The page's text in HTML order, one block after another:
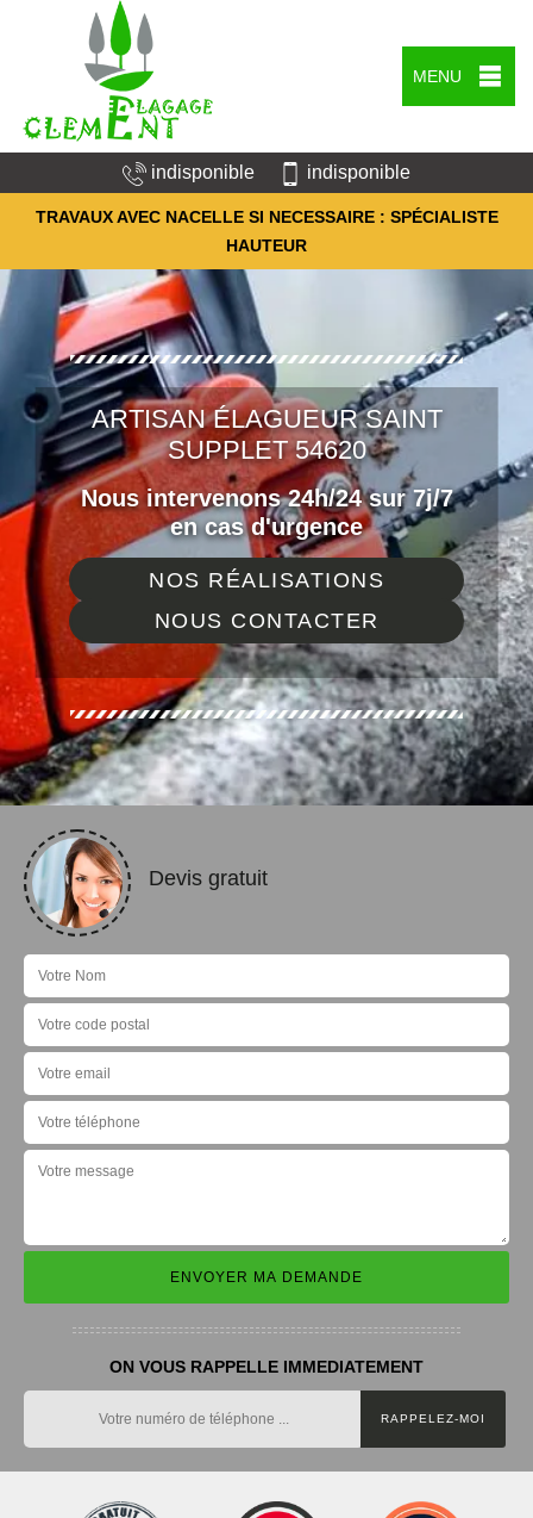
MENU
indisponible indisponible
TRAVAUX AVEC NACELLE SI NECESSAIRE : SPÉCIALISTE
HAUTEUR
ARTISAN ÉLAGUEUR SAINT
SUPPLET 54620
Nous intervenons 24h/24 sur 7j/7
en cas d'urgence
NOS RÉALISATIONS
NOUS CONTACTER
Devis gratuit
ON VOUS RAPPELLE IMMEDIATEMENT